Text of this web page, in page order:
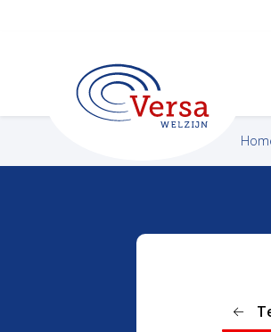
VERSA WELZIJN